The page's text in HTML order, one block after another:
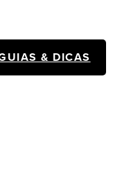
& DICAS